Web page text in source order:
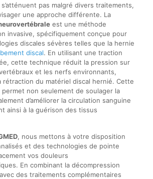
pas malgré divers traitements,
une approche différente. La
est une méthode
invasive, spécifiquement conçue pour
discales sévères telles que la hernie
discal. En utilisant une traction
cette technique réduit la pression sur
et les nerfs environnants,
rétraction du matériel discal hernié. Cette
non seulement de soulager la
d’améliorer la circulation sanguine
ainsi à la guérison des tissus
, nous mettons à votre disposition
et des technologies de pointe
vos douleurs
En combinant la décompression
des traitements complémentaires